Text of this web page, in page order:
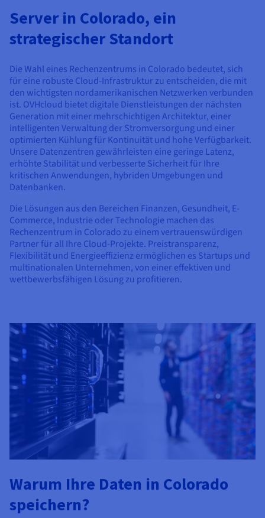
Preise
Verfügbarkeit nach Regionen
Dokumentation
Monitoring
Dokumentation
Roadmap und Changelog
Roadmap und Changelog
Roadmap und Changelog
Server in Colorado, ein
strategischer Standort
Die Wahl eines Rechenzentrums in Colorado bedeutet, sich
für eine robuste Cloud-Infrastruktur zu entscheiden, die mit
den wichtigsten nordamerikanischen Netzwerken verbunden
ist. OVHcloud bietet digitale Dienstleistungen der nächsten
Generation mit einer mehrschichtigen Architektur, einer
intelligenten Verwaltung der Stromversorgung und einer
optimierten Kühlung für Kontinuität und hohe Verfügbarkeit.
Unsere Datenzentren gewährleisten eine geringe Latenz,
erhöhte Stabilität und verbesserte Sicherheit für Ihre
kritischen Anwendungen, hybriden Umgebungen und
Datenbanken.
Die Lösungen aus den Bereichen Finanzen, Gesundheit, E-
Commerce, Industrie oder Technologie machen das
Rechenzentrum in Colorado zu einem vertrauenswürdigen
Partner für all Ihre Cloud-Projekte. Preistransparenz,
Flexibilität und Energieeffizienz ermöglichen es Startups und
multinationalen Unternehmen, von einer effektiven und
wettbewerbsfähigen Lösung zu profitieren.
Warum Ihre Daten in Colorado
speichern?